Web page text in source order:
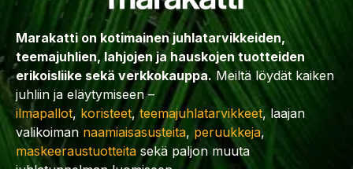
Marakatti on kotimainen juhlatarvikkeiden,
teemajuhlien, lahjojen ja hauskojen tuotteiden
erikoisliike sekä verkkokauppa. Meiltä löydät kaiken
juhliin ja eläytymiseen –
ilmapallot, koristeet,teemajuhlatarvikkeet, laajan
valikoiman naamiaisasusteita, peruukkeja,
maskeeraustuotteita sekä paljon muuta